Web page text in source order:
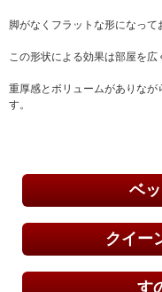
脚がなくフラットな形になって
この形状による効果は部屋を広
重厚感とボリュームがありな
す。
ベ
クイー
す